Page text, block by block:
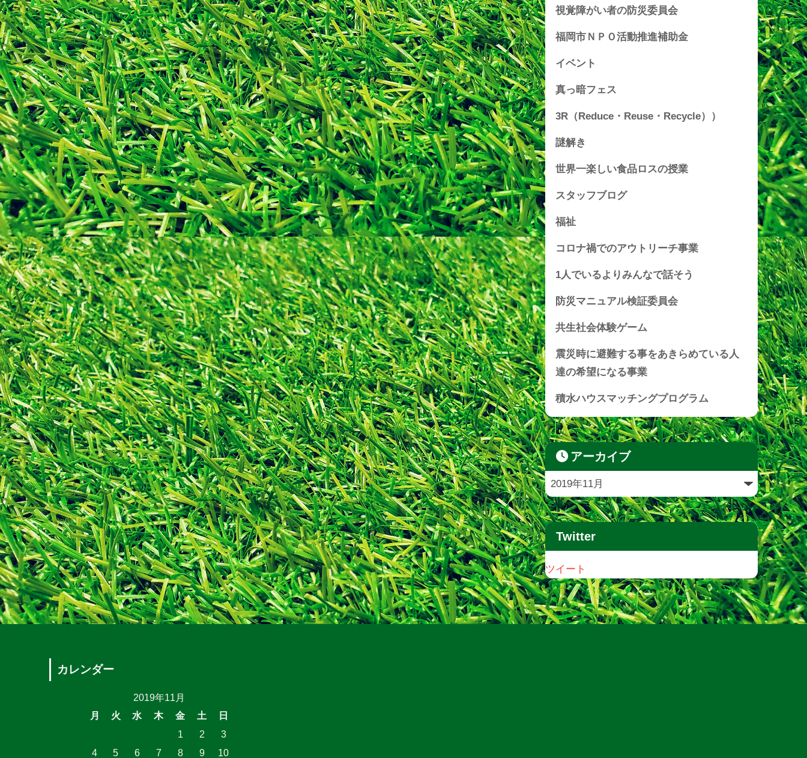
視覚障がい者の防災委員会
福岡市ＮＰＯ活動推進補助金
イベント
真っ暗フェス
3R（Reduce・Reuse・Recycle））
謎解き
世界一楽しい食品ロスの授業
スタッフブログ
福祉
コロナ禍でのアウトリーチ事業
1人でいるよりみんなで話そう
防災マニュアル検証委員会
共生社会体験ゲーム
震災時に避難する事をあきらめている人
達の希望になる事業
積水ハウスマッチングプログラム
アーカイブ
Twitter
ツイート
カレンダー
2019年11月
月
火 水 木 金 土
日
1
2
3
4
5 6 7 8 9 10